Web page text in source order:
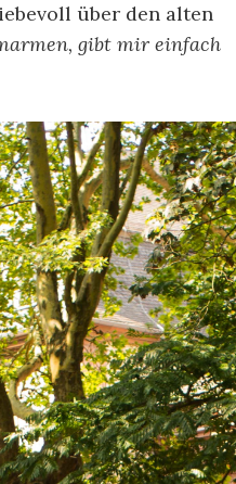
über den alten
gibt mir einfach